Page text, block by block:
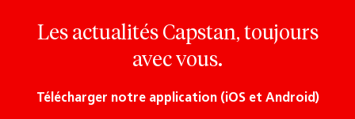
Les actualités Capstan, toujours
avec vous.
Télécharger notre application (iOS et Android)